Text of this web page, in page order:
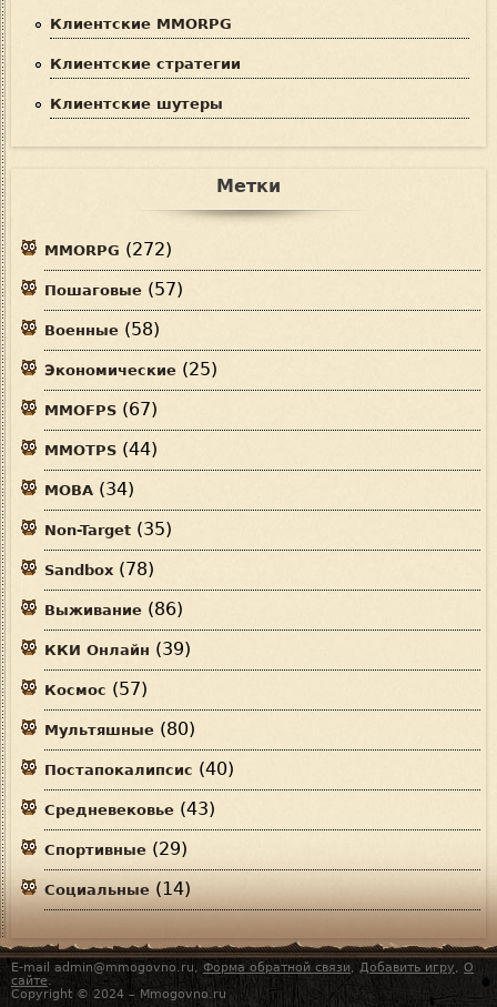
Клиентские MMORPG
Клиентские стратегии
Клиентские шутеры
Метки
MMORPG (272)
Пошаговые (57)
Военные (58)
Экономические (25)
MMOFPS (67)
MMOTPS (44)
MOBA (34)
Non-Target (35)
Sandbox (78)
Выживание (86)
ККИ Онлайн (39)
Космос (57)
Мультяшные (80)
Постапокалипсис (40)
Средневековье (43)
Спортивные (29)
Социальные (14)
E-mail admin@mmogovno.ru, Форма обратной связи, Добавить игру, О
сайте.
Copyright © 2024 – Mmogovno.ru